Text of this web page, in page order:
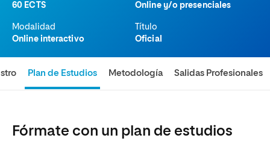
60 ECTS
Online y/o presenciales
Modalidad
Online interactivo
Título
Oficial
Plan de Estudios Metodología Salidas Profesionales
Fórmate con un plan de estudios